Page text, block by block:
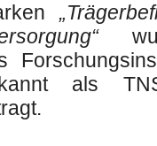
als